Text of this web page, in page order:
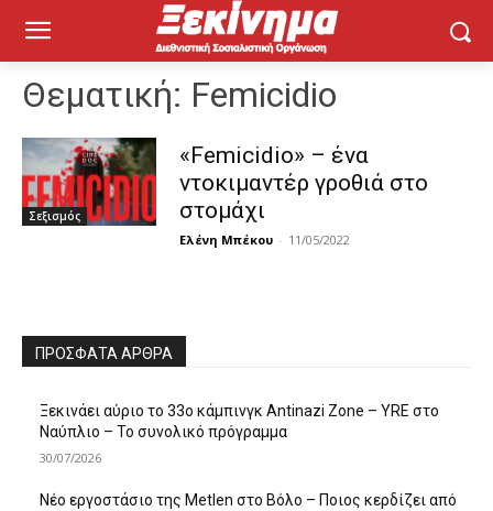
Θεματική: Femicidio
Σεξισμός
«Femicidio» – ένα
ντοκιμαντέρ γροθιά στο
στομάχι
Ελένη Μπέκου - 11/05/2022
ΠΡΌΣΦΑΤΑ ΆΡΘΡΑ
Ξεκινάει αύριο το 33ο κάμπινγκ Antinazi Zone – YRE στο
Ναύπλιο – Το συνολικό πρόγραμμα
30/07/2026
Νέο εργοστάσιο της Metlen στο Βόλο – Ποιος κερδίζει από